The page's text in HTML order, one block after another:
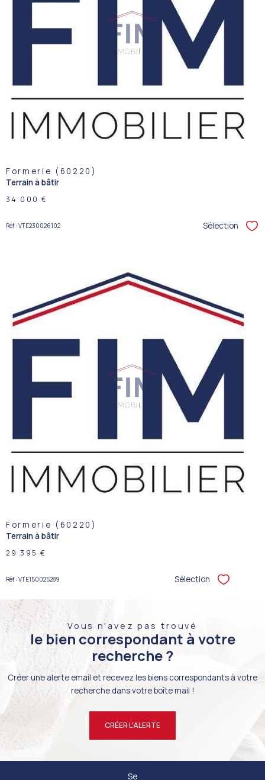
VOIR LE
BIEN
Formerie (60220)
Terrain à bâtir
34 000 €
Réf : VTE230026102 Sélection
VOIR LE
BIEN
Formerie (60220)
Terrain à bâtir
29 395 €
Réf : VTE150025289 Sélection Sélectionner
Vous n'avez pas trouvé
le bien correspondant à votre
recherche ?
Créer une alerte email et recevez les biens correspondants à votre
recherche dans votre boîte mail !
CRÉER L'ALERTE
Se